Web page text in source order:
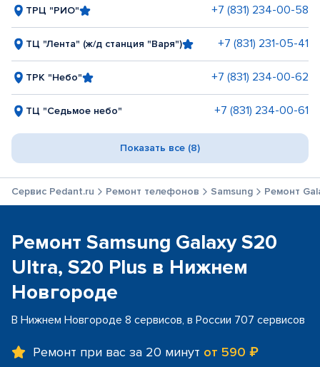
ТРЦ "РИО" +7 (831) 234-00-58
ТЦ "Лента" (ж/д станция "Варя") +7 (831) 231-05-41
ТРК "Небо" +7 (831) 234-00-62
ТЦ "Седьмое небо" +7 (831) 234-00-61
Показать все (8)
Сервис Pedant.ru Ремонт телефонов Samsung Ремонт
Ремонт Samsung Galaxy S20
Ultra, S20 Plus в Нижнем
Новгороде
В Нижнем Новгороде 8 сервисов, в России 707 сервисов
Ремонт при вас за 20 минут от 590 ₽